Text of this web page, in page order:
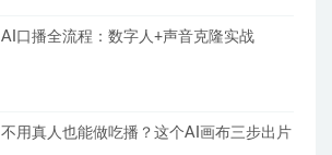
AI口播全流程：数字人+声音克隆实战
不用真人也能做吃播？这个AI画布三步出片